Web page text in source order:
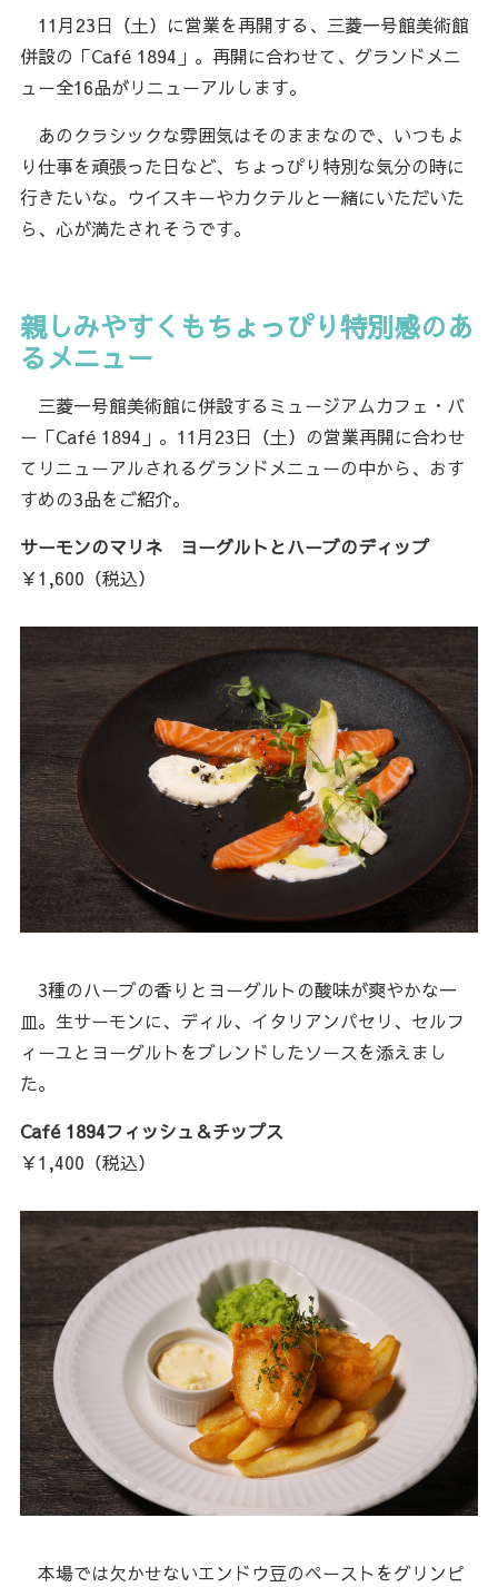
11月23日（土）に営業を再開する、三菱一号館美術館
併設の「Café 1894」。再開に合わせて、グランドメニ
ュー全16品がリニューアルします。
あのクラシックな雰囲気はそのままなので、いつもよ
り仕事を頑張った日など、ちょっぴり特別な気分の時に
行きたいな。ウイスキーやカクテルと一緒にいただいた
ら、心が満たされそうです。
親しみやすくもちょっぴり特別感のあ
るメニュー
三菱一号館美術館に併設するミュージアムカフェ・バ
ー「Café 1894」。11月23日（土）の営業再開に合わせ
てリニューアルされるグランドメニューの中から、おす
すめの3品をご紹介。
サーモンのマリネ ヨーグルトとハーブのディップ
￥1,600（税込）
3種のハーブの香りとヨーグルトの酸味が爽やかな一
皿。生サーモンに、ディル、イタリアンパセリ、セルフ
ィーユとヨーグルトをブレンドしたソースを添えまし
た。
Café 1894フィッシュ＆チップス
￥1,400（税込）
本場では欠かせないエンドウ豆のペーストをグリンピ